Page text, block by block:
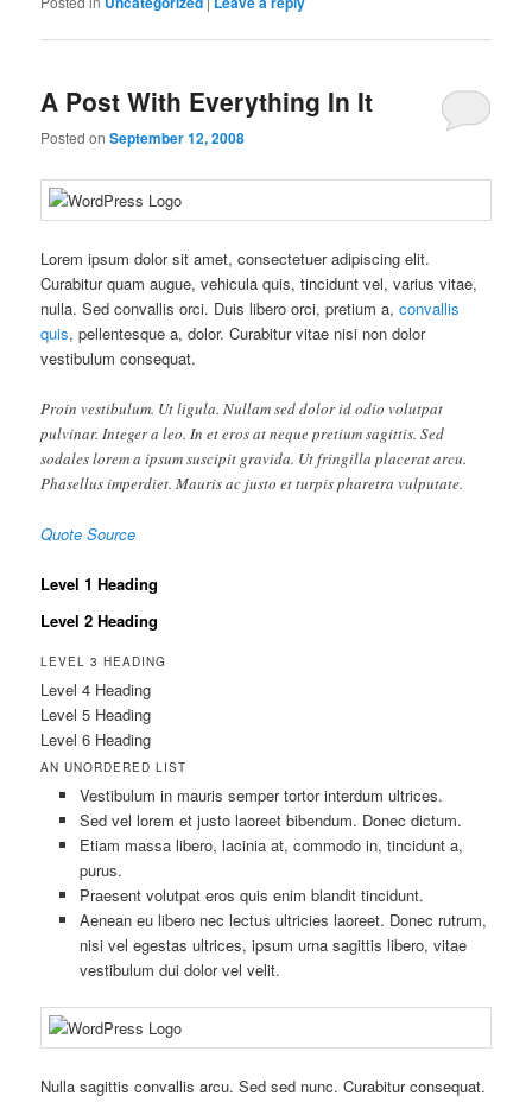
A Post With Everything In It
Posted onSeptember 12, 2008
Lorem ipsum dolor sit amet, consectetuer adipiscing elit.
Curabitur quam augue, vehicula quis, tincidunt vel, varius vitae,
nulla. Sed convallis orci. Duis libero orci, pretium a,convallis
quis, pellentesque a, dolor. Curabitur vitae nisi non dolor
vestibulum consequat.
Proin vestibulum. Ut ligula. Nullam sed dolor id odio volutpat
pulvinar. Integer a leo. In et eros at neque pretium sagittis. Sed
sodales lorem a ipsum suscipit gravida. Ut fringilla placerat arcu.
Phasellus imperdiet. Mauris ac justo et turpis pharetra vulputate.
Quote Source
Level 1 Heading
Level 2 Heading
LEVEL 3 HEADING
Level 4 Heading
Level 5 Heading
Level 6 Heading
AN UNORDERED LIST
Vestibulum in mauris semper tortor interdum ultrices.
Sed vel lorem et justo laoreet bibendum. Donec dictum.
Etiam massa libero, lacinia at, commodo in, tincidunt a,
purus.
Praesent volutpat eros quis enim blandit tincidunt.
Aenean eu libero nec lectus ultricies laoreet. Donec rutrum,
nisi vel egestas ultrices, ipsum urna sagittis libero, vitae
vestibulum dui dolor vel velit.
Nulla sagittis convallis arcu. Sed sed nunc. Curabitur consequat.